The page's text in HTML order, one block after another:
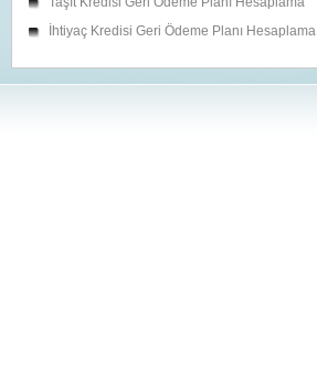
İhtiyaç Kredisi Geri Ödeme Planı Hesaplama